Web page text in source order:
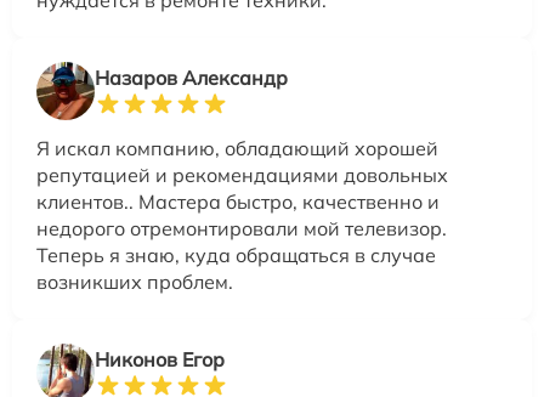
Назаров Александр
Я искал компанию, обладающий хорошей
репутацией и рекомендациями довольных
клиентов.. Мастера быстро, качественно и
недорого отремонтировали мой телевизор.
Теперь я знаю, куда обращаться в случае
возникших проблем.
Никонов Егор